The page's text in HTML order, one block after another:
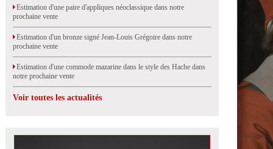
Estimation d'une paire d'appliques néoclassique dans notre
prochaine vente
Estimation d'un bronze signé Jean-Louis Grégoire dans notre
prochaine vente
Estimation d'une commode mazarine dans le style des Hache dans
notre prochaine vente
Voir toutes les actualités